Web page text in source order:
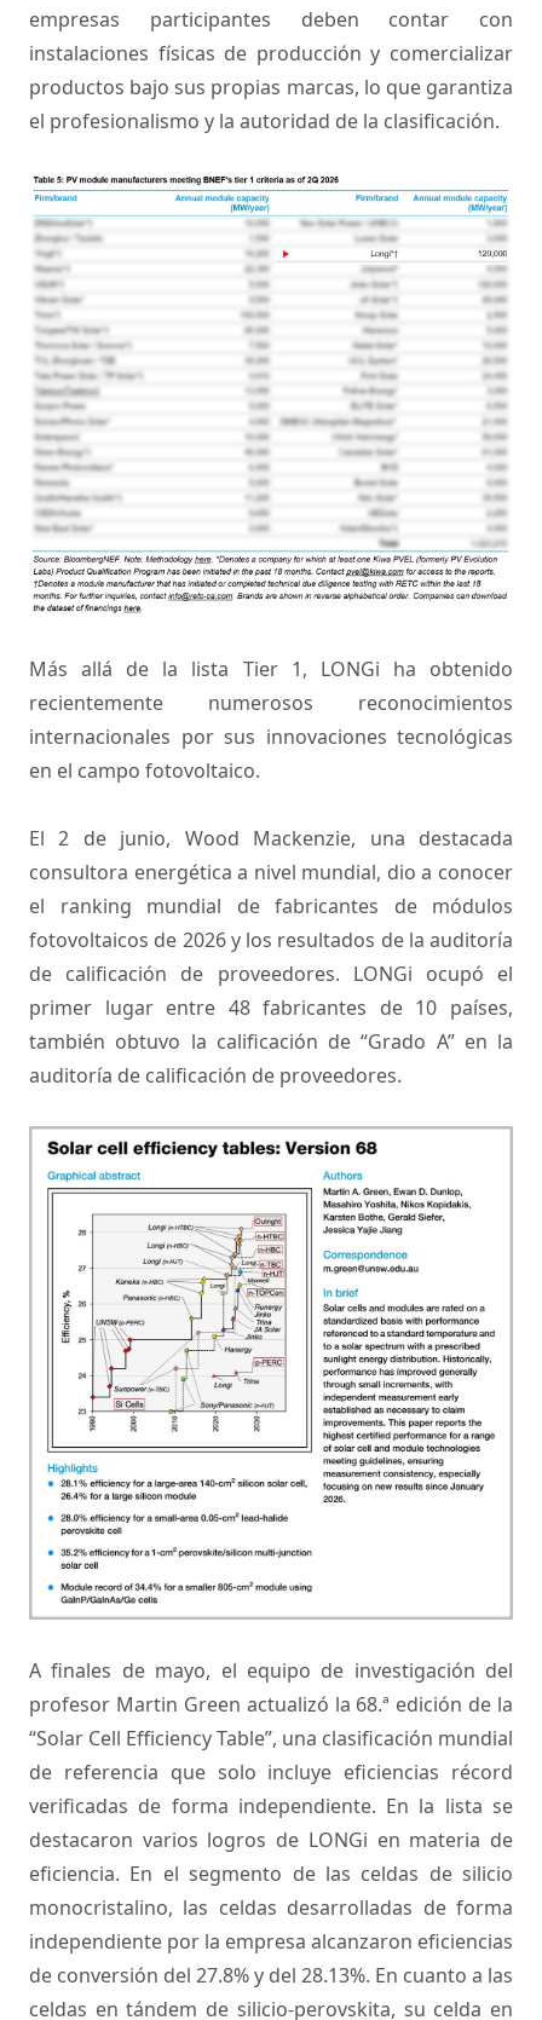
empresas participantes deben contar con
instalaciones físicas de producción y comercializar
productos bajo sus propias marcas, lo que garantiza
el profesionalismo y la autoridad de la clasificación.
Más allá de la lista Tier 1, LONGi ha obtenido
recientemente numerosos reconocimientos
internacionales por sus innovaciones tecnológicas
en el campo fotovoltaico.
El 2 de junio, Wood Mackenzie, una destacada
consultora energética a nivel mundial, dio a conocer
el ranking mundial de fabricantes de módulos
fotovoltaicos de 2026 y los resultados de la auditoría
de calificación de proveedores. LONGi ocupó el
primer lugar entre 48 fabricantes de 10 países,
también obtuvo la calificación de “Grado A” en la
auditoría de calificación de proveedores.
A finales de mayo, el equipo de investigación del
profesor Martin Green actualizó la 68.ª edición de la
“Solar Cell Efficiency Table”, una clasificación mundial
de referencia que solo incluye eficiencias récord
verificadas de forma independiente. En la lista se
destacaron varios logros de LONGi en materia de
eficiencia. En el segmento de las celdas de silicio
monocristalino, las celdas desarrolladas de forma
independiente por la empresa alcanzaron eficiencias
de conversión del 27.8% y del 28.13%. En cuanto a las
celdas en tándem de silicio-perovskita, su celda en